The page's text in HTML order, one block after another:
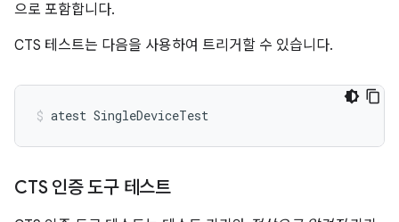
으로 포함합니다.
CTS 테스트는 다음을 사용하여 트리거할 수 있습니다.
atest SingleDeviceTest
CTS 인증 도구 테스트